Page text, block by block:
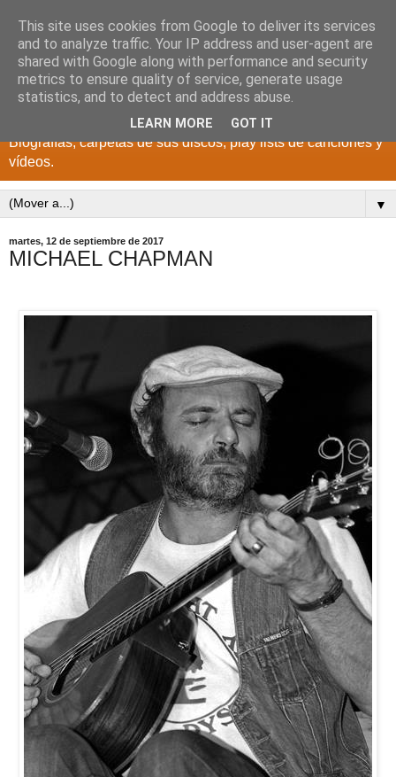
DISCOS PARA EL
RECUERDO
CANTANTES Y GRUPOS DE LOS AÑOS 1950 a 2022.
Biografías, carpetas de sus discos, play lists de canciones y
vídeos.
▼
martes, 12 de septiembre de 2017
MICHAEL CHAPMAN
This site uses cookies from Google to deliver its services
and to analyze traffic. Your IP address and user-agent are
shared with Google along with performance and security
metrics to ensure quality of service, generate usage
statistics, and to detect and address abuse.
LEARN MORE GOT IT